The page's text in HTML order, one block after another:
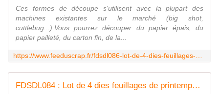
Ces formes de découpe s'utilisent avec la plupart des
machines existantes sur le marché (big shot,
cuttlebug...).Vous pourrez découper du papier épais, du
papier pailleté, du carton fin, de la...
FDSDL084 : Lot de 4 dies feuillages de printemps Fée du Scrap